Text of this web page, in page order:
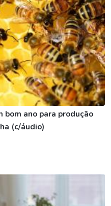
bom ano para produção
(c/áudio)